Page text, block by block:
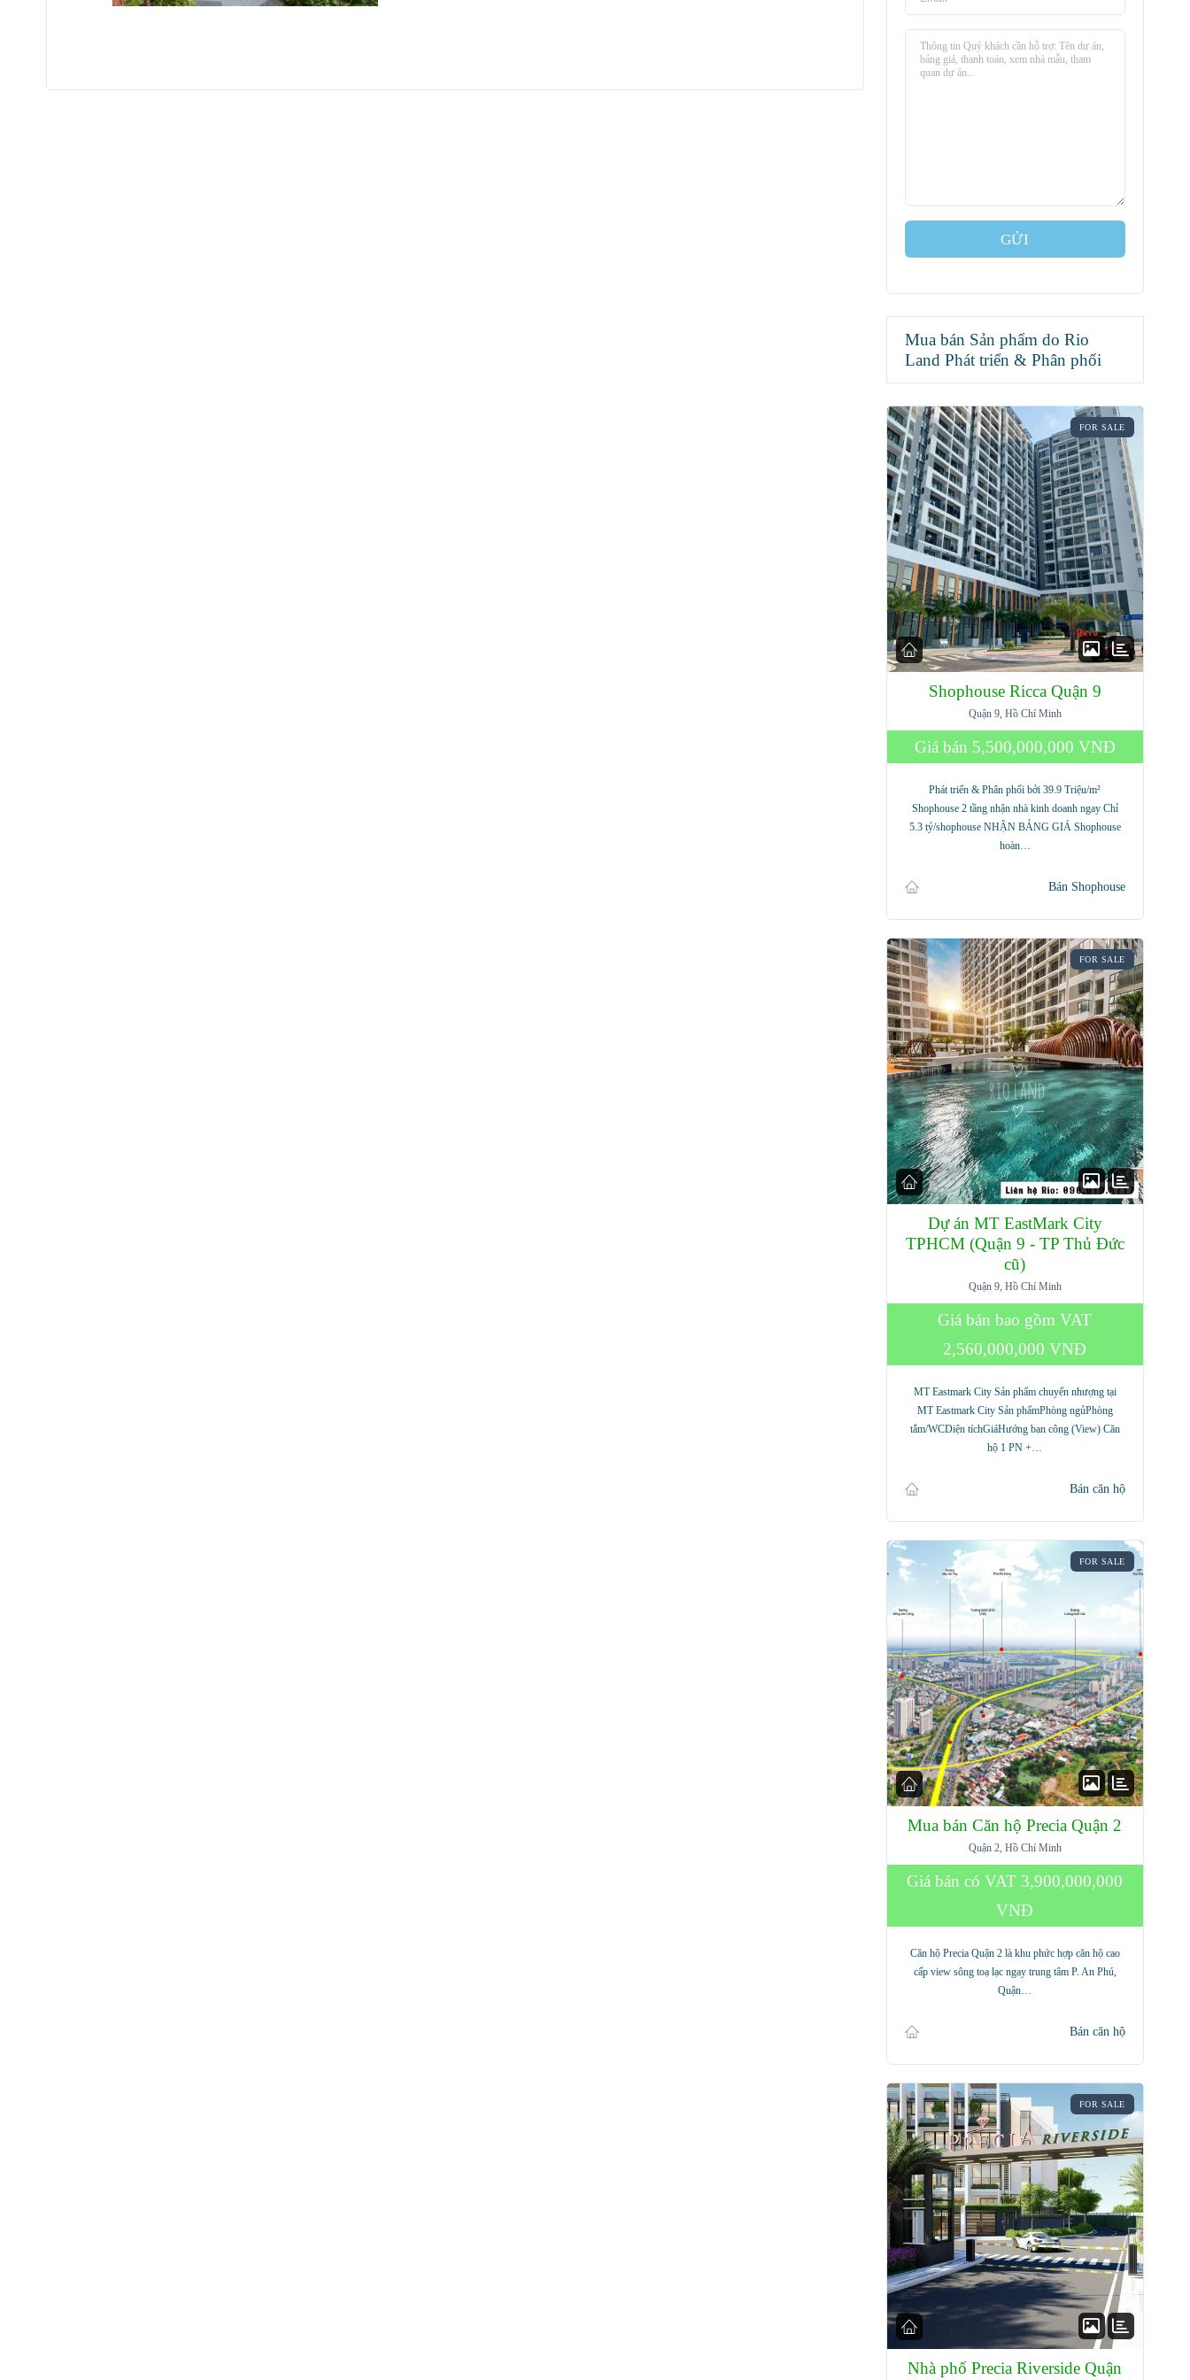
GỬI
Mua bán Sản phẩm do Rio
Land Phát triển & Phân phối
FOR SALE
Shophouse Ricca Quận 9
Quận 9, Hồ Chí Minh
Giá bán 5,500,000,000 VNĐ
Phát triển & Phân phối bởi 39.9 Triệu/m²
Shophouse 2 tầng nhận nhà kinh doanh ngay Chỉ
5.3 tỷ/shophouse NHẬN BẢNG GIÁ Shophouse
hoàn…
Bán Shophouse
FOR SALE
Dự án MT EastMark City
TPHCM (Quận 9 - TP Thủ Đức
cũ)
Quận 9, Hồ Chí Minh
Giá bán bao gồm VAT
2,560,000,000 VNĐ
MT Eastmark City Sản phẩm chuyển nhượng tại
MT Eastmark City Sản phẩmPhòng ngủPhòng
tắm/WCDiện tíchGiáHướng ban công (View) Căn
hộ 1 PN +…
Bán căn hộ
FOR SALE
Mua bán Căn hộ Precia Quận 2
Quận 2, Hồ Chí Minh
Giá bán có VAT 3,900,000,000
VNĐ
Căn hộ Precia Quận 2 là khu phức hợp căn hộ cao
cấp view sông toạ lạc ngay trung tâm P. An Phú,
Quận…
Bán căn hộ
FOR SALE
Nhà phố Precia Riverside Quận